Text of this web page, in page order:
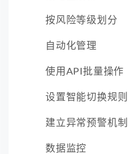
按风险等级划分
自动化管理
使用API批量操作
设置智能切换规则
建立异常预警机制
数据监控